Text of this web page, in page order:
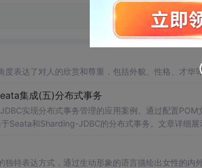
表达了对人的欣赏和尊重，包括外貌、性格、才华
集成(五)分布式事务
实现分布式事务管理的应用案例。通过配置POM
Seata和Sharding-JDBC的分布式事务。文章详细展
特表达方式，通过生动形象的语言描绘出女性的内外